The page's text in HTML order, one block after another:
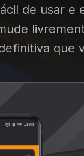
de usar
que